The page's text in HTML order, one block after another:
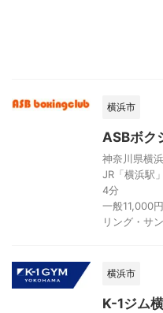
横浜市
ASBボク
神奈川県横
JR「横浜駅
4分
一般11,000
リング・サ
横浜市
K-1ジム